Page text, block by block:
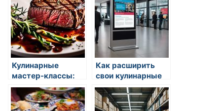
Кулинарные
мастер-классы:
зачем они нужны
Как расширить
свои кулинарные
знакомства